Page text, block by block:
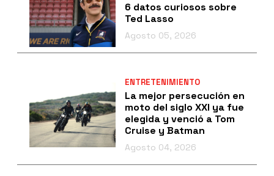
6 datos curiosos sobre
Ted Lasso
Agosto 05, 2026
ENTRETENIMIENTO
La mejor persecución en
moto del siglo XXI ya fue
elegida y venció a Tom
Cruise y Batman
Agosto 04, 2026